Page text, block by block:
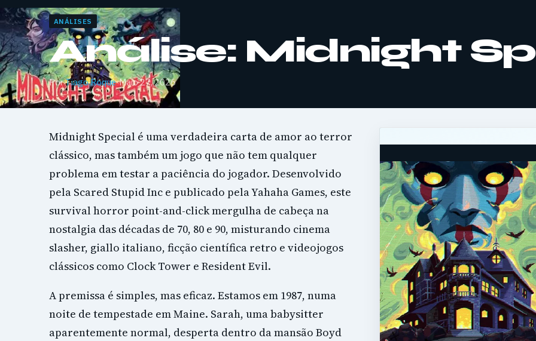
ANÁLISES
Análise: Midnight
PorTiago Roque·Maio 27, 2026
Midnight Special é uma verdadeira carta de amor ao terror
clássico, mas também um jogo que não tem qualquer
problema em testar a paciência do jogador. Desenvolvido
pela Scared Stupid Inc e publicado pela Yahaha Games, este
survival horror point-and-click mergulha de cabeça na
nostalgia das décadas de 70, 80 e 90, misturando cinema
slasher, giallo italiano, ficção científica retro e videojogos
clássicos como Clock Tower e Resident Evil.
A premissa é simples, mas eficaz. Estamos em 1987, numa
noite de tempestade em Maine. Sarah, uma babysitter
aparentemente normal, desperta dentro da mansão Boyd